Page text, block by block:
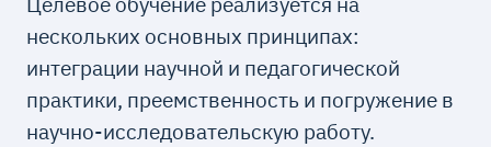
нескольких основных принципах:
интеграции научной и педагогической
практики, преемственность и погружение в
научно-исследовательскую работу.